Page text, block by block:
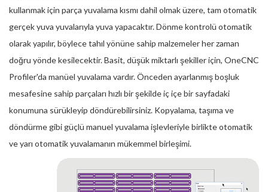
kullanmak için parça yuvalama kısmı dahil olmak üzere, tam otomatik
gerçek yuva yuvalarıyla yuva yapacaktır. Dönme kontrolü otomatik
olarak yapılır, böylece tahıl yönüne sahip malzemeler her zaman
doğru yönde kesilecektir. Basit, düşük miktarlı şekiller için, OneCNC
Profiler'da manüel yuvalama vardır. Önceden ayarlanmış boşluk
mesafesine sahip parçaları hızlı bir şekilde iç içe bir sayfadaki
konumuna sürükleyip döndürebilirsiniz. Kopyalama, taşıma ve
döndürme gibi güçlü manuel yuvalama işlevleriyle birlikte otomatik
ve yarı otomatik yuvalamanın mükemmel birleşimi.